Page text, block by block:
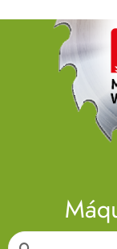
Search